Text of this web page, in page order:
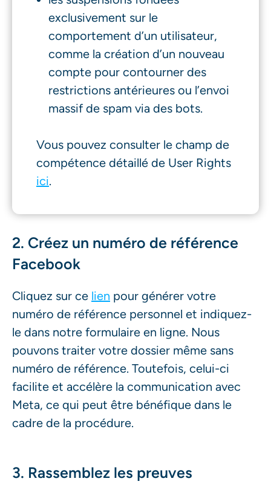
exclusivement sur le
comportement d’un utilisateur,
comme la création d’un nouveau
compte pour contourner des
restrictions antérieures ou l’envoi
massif de spam via des bots.
Vous pouvez consulter le champ de
compétence détaillé de User Rights
ici.
2. Créez un numéro de référence
Facebook
Cliquez sur ce lien pour générer votre
numéro de référence personnel et indiquez-
le dans notre formulaire en ligne. Nous
pouvons traiter votre dossier même sans
numéro de référence. Toutefois, celui-ci
facilite et accélère la communication avec
Meta, ce qui peut être bénéfique dans le
cadre de la procédure.
3. Rassemblez les preuves